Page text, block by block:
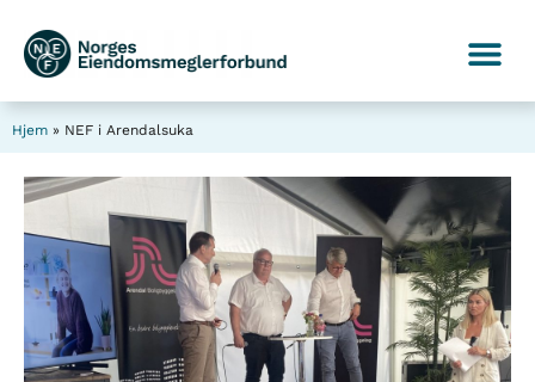
Hjem » NEF i Arendalsuka